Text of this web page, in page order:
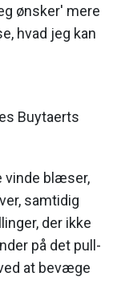
ønsker' mere
hvad jeg kan
Buytaerts
vinde blæser,
samtidig
der ikke
på det pull-
at bevæge